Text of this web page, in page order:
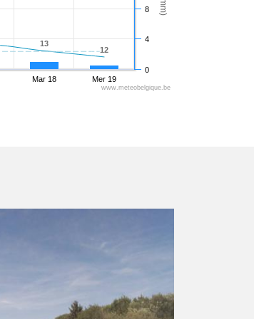
13
13
12
12
Mar 18 Mer 19
0
4
8
www.meteobelgique.be